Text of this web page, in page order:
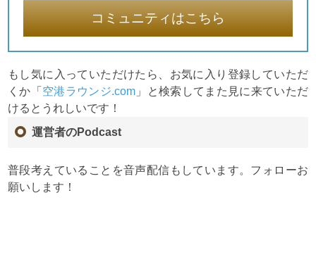
コミュニティはこちら
もし気に入っていただけたら、お気に入り登録していただ
くか「 空港ラウンジ.com 」と検索してまた見に来ていただ
けるとうれしいです！
運営者のPodcast
普段考えていることを音声配信もしています。フォローお
願いします！